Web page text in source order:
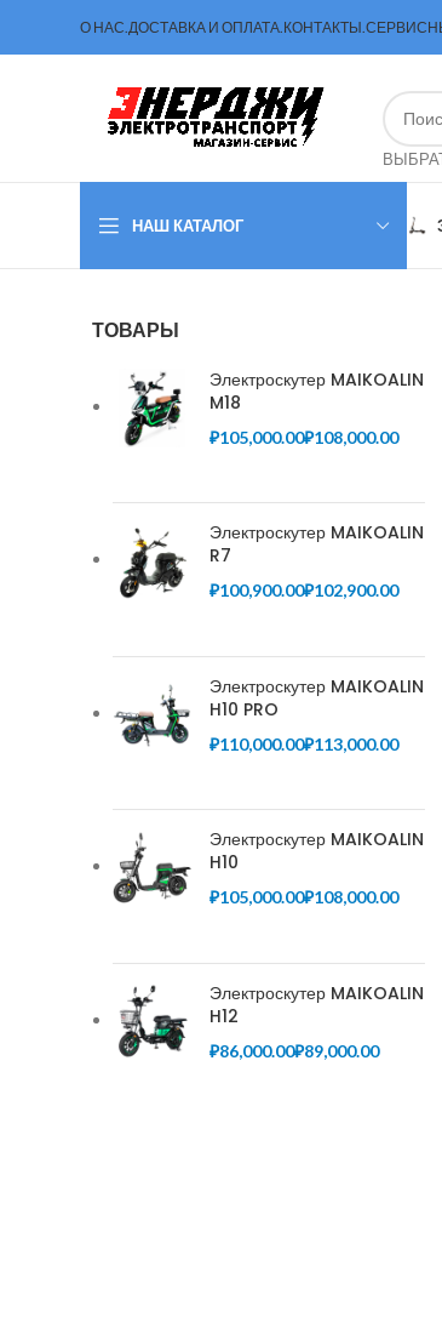
О НАС. ДОСТАВКА И ОПЛАТА. КОНТАКТЫ.
НАШ КАТАЛОГ
ТОВАРЫ
Электроскутер MAIKOALIN
M18
₽ ₽
Электроскутер MAIKOALIN
R7
₽ ₽
Электроскутер MAIKOALIN
H10 PRO
₽ ₽
Электроскутер MAIKOALIN
H10
₽ ₽
Электроскутер MAIKOALIN
H12
₽ ₽